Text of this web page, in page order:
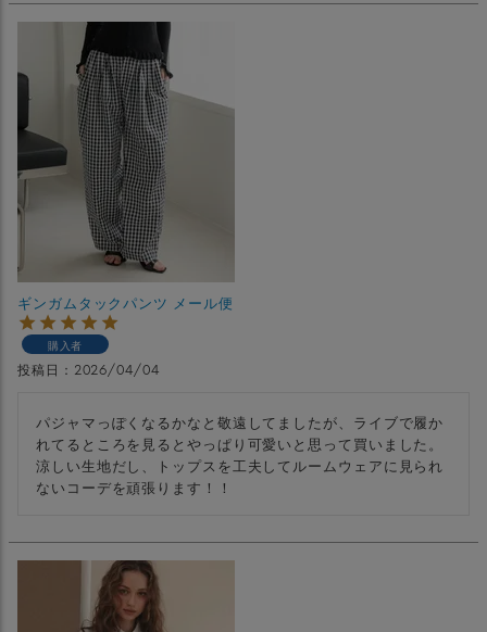
ギンガムタックパンツ メール便
購入者
投稿日 2026/04/04
パジャマっぽくなるかなと敬遠してましたが、ライブで履か
れてるところを見るとやっぱり可愛いと思って買いました。
涼しい生地だし、トップスを工夫してルームウェアに見られ
ないコーデを頑張ります！！